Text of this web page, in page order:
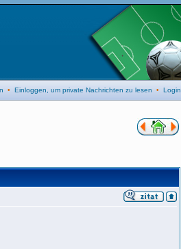
• Einloggen, um private Nachrichten zu lesen • Login